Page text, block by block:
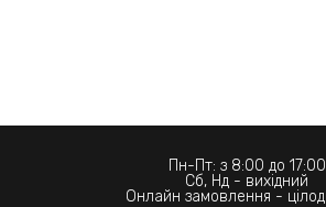
Пн-Пт: з 8:00 до 17:00
Сб, Нд - вихідний
Онлайн замовлення -